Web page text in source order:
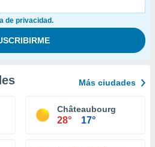
de privacidad.
Más ciudades
Châteaubourg
28° 17°